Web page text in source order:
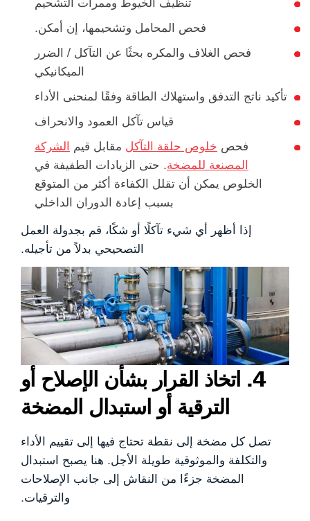
فحص المحامل وتشحيمها، إن أمكن.
فحص الغلاف والمكره بحثًا عن التآكل / الضرر
الميكانيكي
تأكيد ناتج التدفق واستهلاك الطاقة وفقًا لمنحنى الأداء
قياس تآكل العمود والانحراف
فحص خلوص حلقة التآكل مقابل قيم الشركة
المصنعة للمضخة. حتى الزيادات الطفيفة في
الخلوص يمكن أن تقلل الكفاءة أكثر من المتوقع
بسبب إعادة الدوران الداخلي
إذا أظهر أي شيء تآكلًا أو شكًا، قم بجدولة العمل
التصحيحي بدلاً من تأجيله.
4. اتخاذ القرار بشأن الإصلاح أو
الترقية أو استبدال المضخة
تصل كل مضخة إلى نقطة تحتاج فيها إلى تقييم الأداء
والتكلفة والموثوقية طويلة الأجل. هنا يصبح استبدال
المضخة جزءًا من النقاش إلى جانب الإصلاحات
والترقيات.